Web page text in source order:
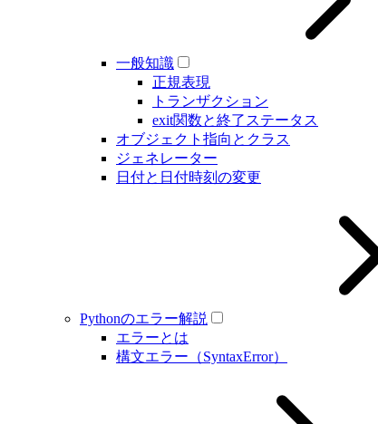
一般知識
正規表現
トランザクション
exit関数と終了ステータス
オブジェクト指向とクラス
ジェネレーター
日付と日付時刻の変更
Pythonのエラー解説
エラーとは
構文エラー（SyntaxError）